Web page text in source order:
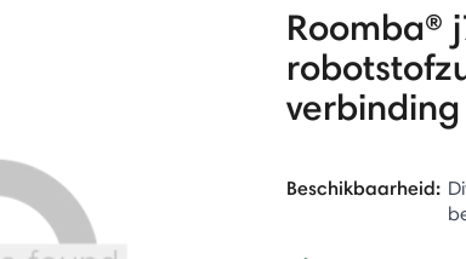
Roomba®
verbinding
Beschikbaarheid: